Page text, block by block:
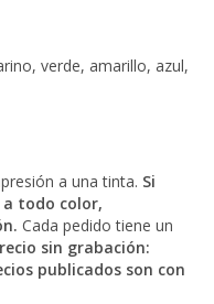
verde, amarillo, azul,
a una tinta. Si
todo color,
Cada pedido tiene un
sin grabación:
publicados son con